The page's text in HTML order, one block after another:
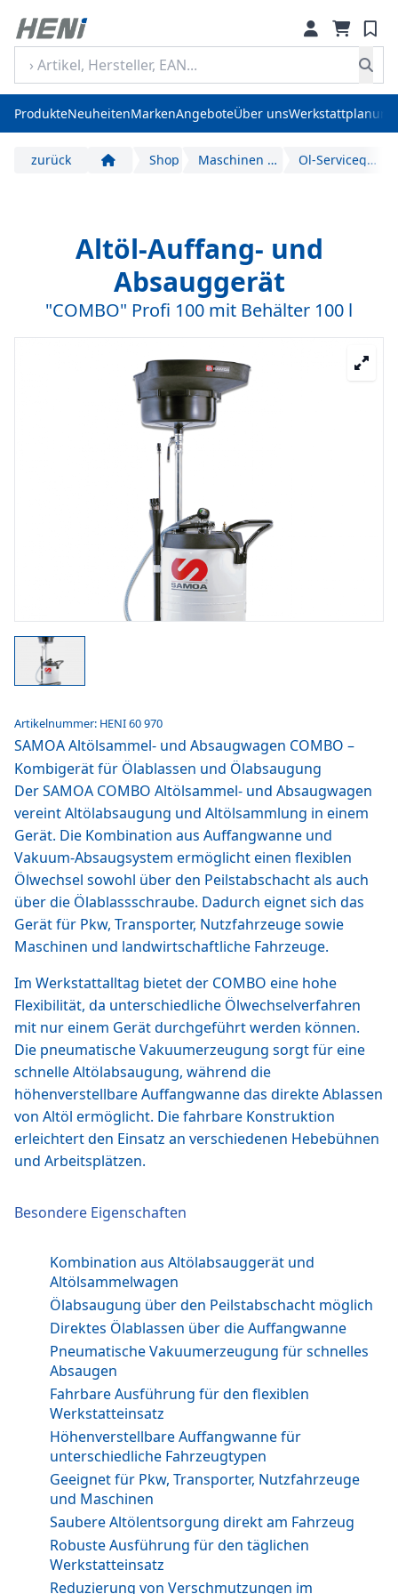
ProdukteNeuheitenMarkenAngeboteÜber unsWerkstattplanung
zurück Start Shop Maschinen und Geräte Öl-Servicegeräte
Altöl-Auffang- und
Absauggerät
"COMBO" Profi 100 mit Behälter 100 l
Artikelnummer: HENI 60 970
SAMOA Altölsammel- und Absaugwagen COMBO –
Kombigerät für Ölablassen und Ölabsaugung
Der SAMOA COMBO Altölsammel- und Absaugwagen
vereint Altölabsaugung und Altölsammlung in einem
Gerät. Die Kombination aus Auffangwanne und
Vakuum-Absaugsystem ermöglicht einen flexiblen
Ölwechsel sowohl über den Peilstabschacht als auch
über die Ölablassschraube. Dadurch eignet sich das
Gerät für Pkw, Transporter, Nutzfahrzeuge sowie
Maschinen und landwirtschaftliche Fahrzeuge.
Im Werkstattalltag bietet der COMBO eine hohe
Flexibilität, da unterschiedliche Ölwechselverfahren
mit nur einem Gerät durchgeführt werden können.
Die pneumatische Vakuumerzeugung sorgt für eine
schnelle Altölabsaugung, während die
höhenverstellbare Auffangwanne das direkte Ablassen
von Altöl ermöglicht. Die fahrbare Konstruktion
erleichtert den Einsatz an verschiedenen Hebebühnen
und Arbeitsplätzen.
Besondere Eigenschaften
Kombination aus Altölabsauggerät und
Altölsammelwagen
Ölabsaugung über den Peilstabschacht möglich
Direktes Ölablassen über die Auffangwanne
Pneumatische Vakuumerzeugung für schnelles
Absaugen
Fahrbare Ausführung für den flexiblen
Werkstatteinsatz
Höhenverstellbare Auffangwanne für
unterschiedliche Fahrzeugtypen
Geeignet für Pkw, Transporter, Nutzfahrzeuge
und Maschinen
Saubere Altölentsorgung direkt am Fahrzeug
Robuste Ausführung für den täglichen
Werkstatteinsatz
Reduzierung von Verschmutzungen im